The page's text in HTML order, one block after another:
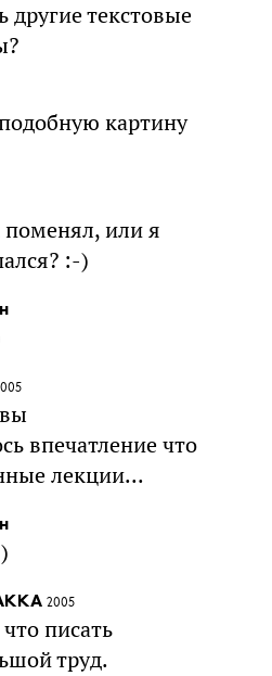
другие текстовые
картину
или я
:-)
впечатление что
лекции...
2005
писать
труд.